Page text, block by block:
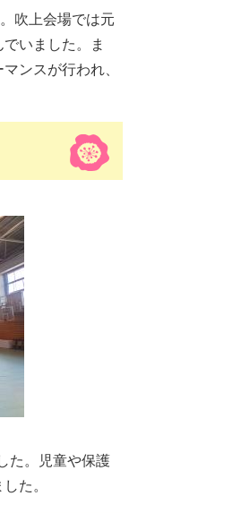
吹上会場では元
いました。ま
ンスが行われ、
た。児童や保護
た。